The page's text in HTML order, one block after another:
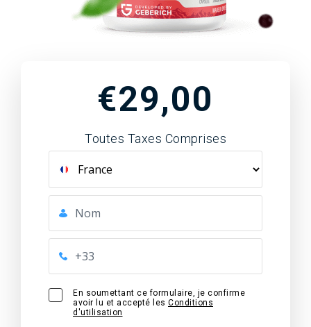
€29,00
Toutes Taxes Comprises
En soumettant ce formulaire, je confirme
avoir lu et accepté les Conditions
d'utilisation